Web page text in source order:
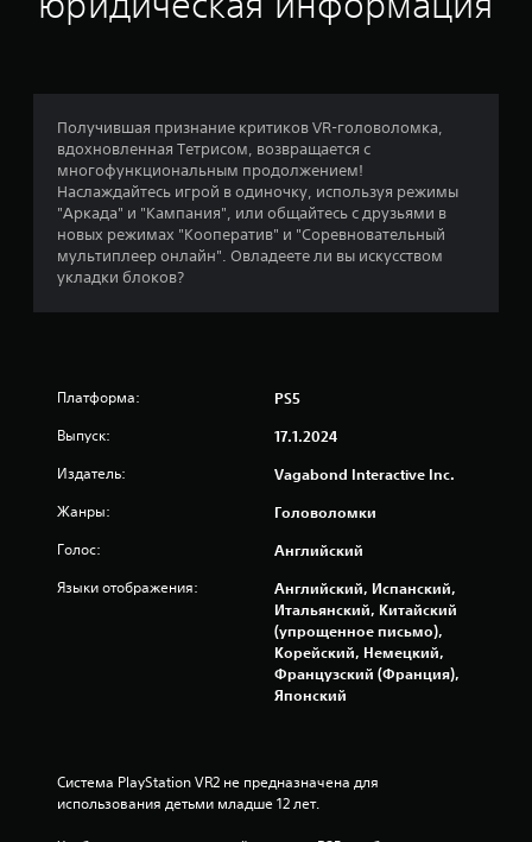
4
4
5
и
т
в
е
Получившая признание критиков VR-головоломка,
вдохновленная Тетрисом, возвращается с
многофункциональным продолжением!
Наслаждайтесь игрой в одиночку, используя режимы
"Аркада" и "Кампания", или общайтесь с друзьями в
новых режимах "Кооператив" и "Соревновательный
мультиплеер онлайн". Овладеете ли вы искусством
укладки блоков?
Платформа: PS5
Выпуск: 17.1.2024
Издатель: Vagabond Interactive Inc.
Жанры: Головоломки
Голос: Английский
Языки отображения:
Английский, Испанский,
Итальянский, Китайский
(упрощенное письмо),
Корейский, Немецкий,
Французский (Франция),
Японский
Система PlayStation VR2 не предназначена для
использования детьми младше 12 лет.